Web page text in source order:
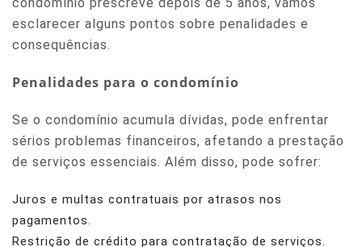
esclarecer alguns pontos sobre penalidades e
consequências.
Penalidades para o condomínio
Se o condomínio acumula dívidas, pode enfrentar
sérios problemas financeiros, afetando a prestação
de serviços essenciais. Além disso, pode sofrer:
Juros e multas contratuais por atrasos nos
pagamentos.
Restrição de crédito para contratação de serviços.